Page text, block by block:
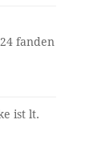
fanden
ist lt.